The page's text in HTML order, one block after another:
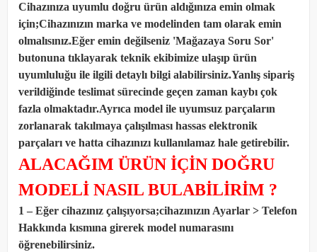
Cihazınıza uyumlu doğru ürün aldığınıza emin olmak
için;Cihazınızın marka ve modelinden tam olarak emin
olmalısınız.Eğer emin değilseniz 'Mağazaya Soru Sor'
butonuna tıklayarak teknik ekibimize ulaşıp ürün
uyumluluğu ile ilgili detaylı bilgi alabilirsiniz.Yanlış sipariş
verildiğinde teslimat sürecinde geçen zaman kaybı çok
fazla olmaktadır.Ayrıca model ile uyumsuz parçaların
zorlanarak takılmaya çalışılması hassas elektronik
parçaları ve hatta cihazınızı kullanılamaz hale getirebilir.
ALACAĞIM ÜRÜN İÇİN DOĞRU
MODELİ NASIL BULABİLİRİM ?
1 – Eğer cihazınız çalışıyorsa;cihazınızın Ayarlar > Telefon
Hakkında kısmına girerek model numarasını
öğrenebilirsiniz.